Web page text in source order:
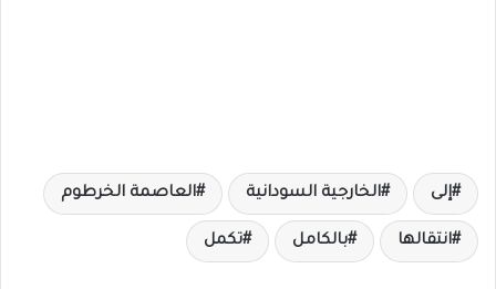
إلى الخارجية السودانية العاصمة الخرطوم
انتقالها بالكامل تكمل